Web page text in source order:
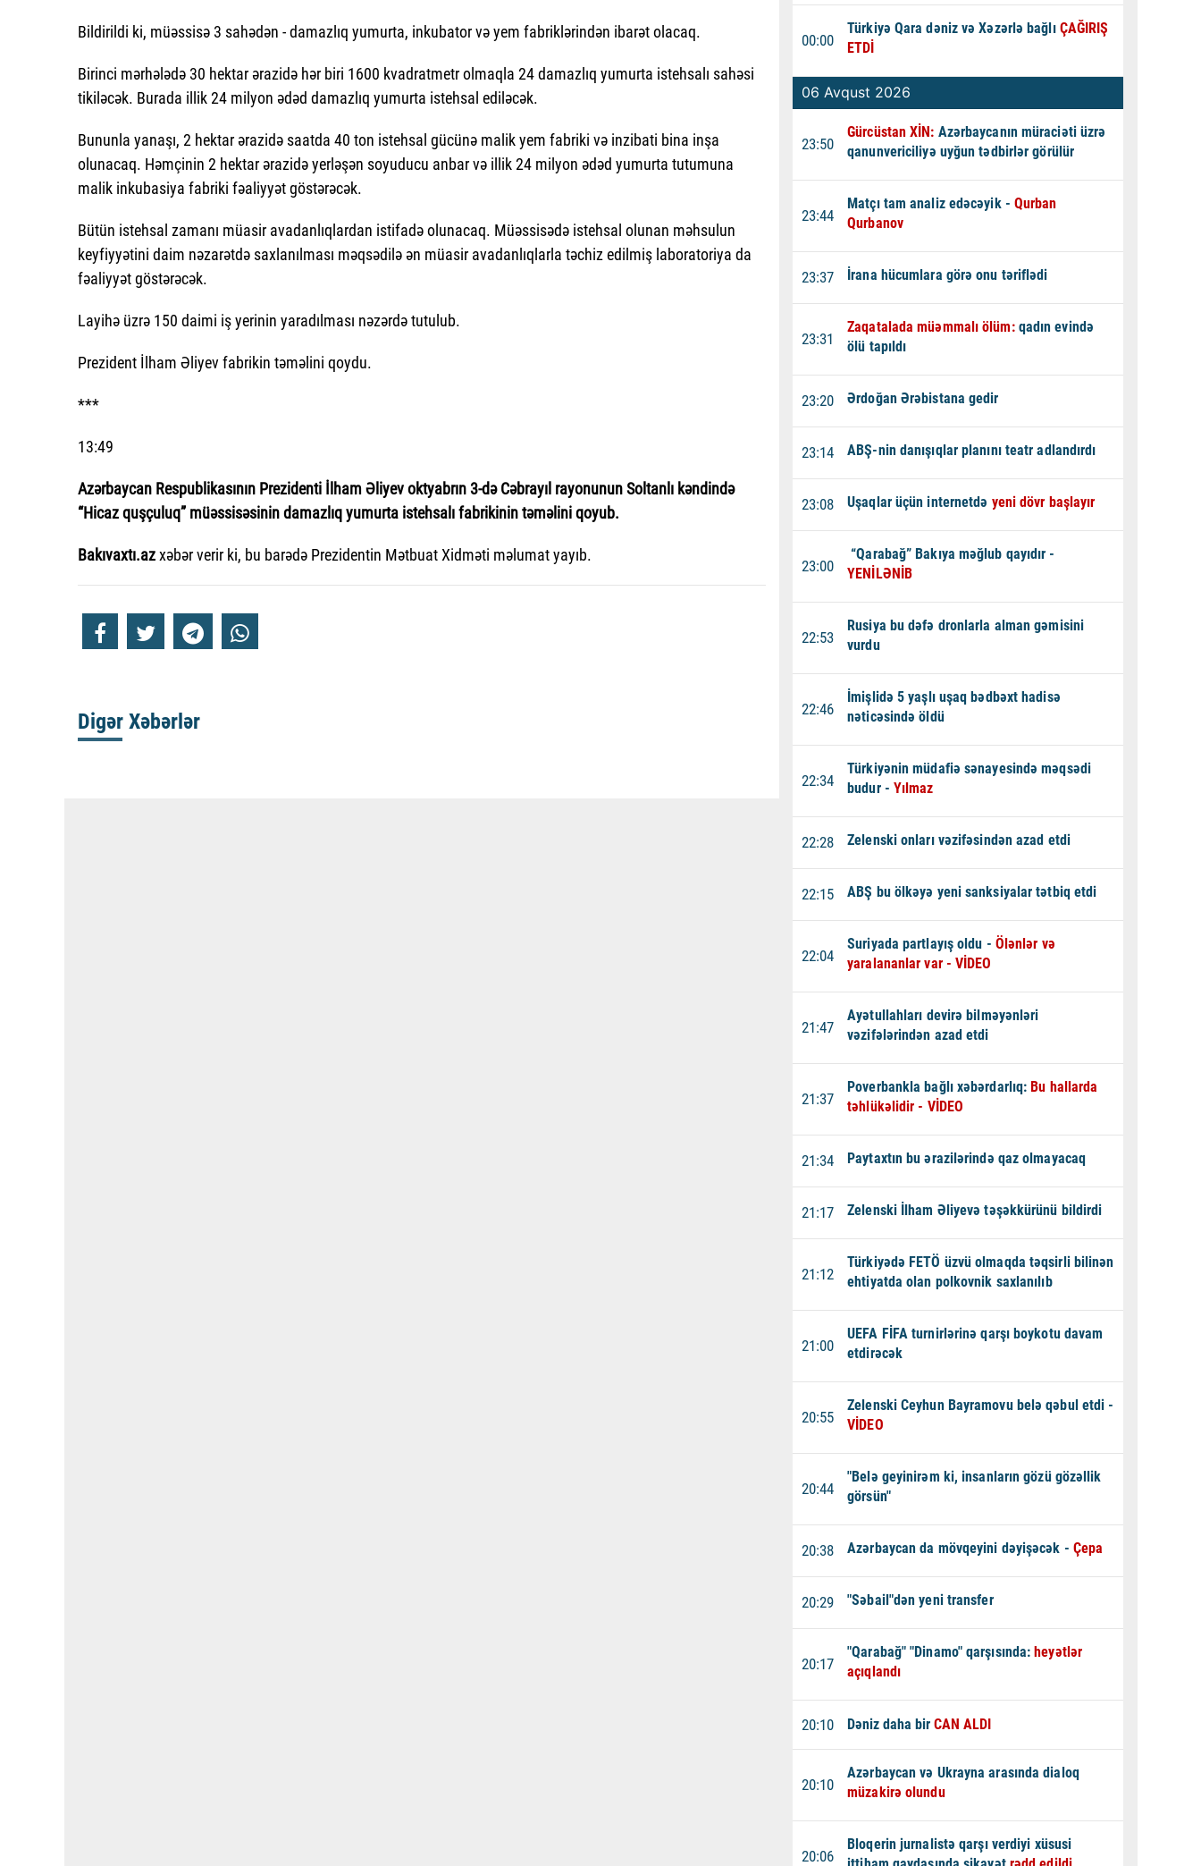
Bildirildi ki, müəssisə 3 sahədən - damazlıq yumurta, inkubator və yem fabriklərindən ibarət olacaq.
Birinci mərhələdə 30 hektar ərazidə hər biri 1600 kvadratmetr olmaqla 24 damazlıq yumurta istehsalı sahəsi
tikiləcək. Burada illik 24 milyon ədəd damazlıq yumurta istehsal ediləcək.
Bununla yanaşı, 2 hektar ərazidə saatda 40 ton istehsal gücünə malik yem fabriki və inzibati bina inşa
olunacaq. Həmçinin 2 hektar ərazidə yerləşən soyuducu anbar və illik 24 milyon ədəd yumurta tutumuna
malik inkubasiya fabriki fəaliyyət göstərəcək.
Bütün istehsal zamanı müasir avadanlıqlardan istifadə olunacaq. Müəssisədə istehsal olunan məhsulun
keyfiyyətini daim nəzarətdə saxlanılması məqsədilə ən müasir avadanlıqlarla təchiz edilmiş laboratoriya da
fəaliyyət göstərəcək.
Layihə üzrə 150 daimi iş yerinin yaradılması nəzərdə tutulub.
Prezident İlham Əliyev fabrikin təməlini qoydu.
***
13:49
Azərbaycan Respublikasının Prezidenti İlham Əliyev oktyabrın 3-də Cəbrayıl rayonunun Soltanlı kəndində
“Hicaz quşçuluq” müəssisəsinin damazlıq yumurta istehsalı fabrikinin təməlini qoyub.
Bakıvaxtı.azxəbər verir ki, bu barədə Prezidentin Mətbuat Xidməti məlumat yayıb.
Digər Xəbərlər
00:00
Türkiyə Qara dəniz və Xəzərlə bağlı ÇAĞIRIŞ
ETDİ
06 Avqust 2026
23:50
Gürcüstan XİN: Azərbaycanın müraciəti üzrə
qanunvericiliyə uyğun tədbirlər görülür
23:44
Matçı tam analiz edəcəyik - Qurban
Qurbanov
23:37 İrana hücumlara görə onu təriflədi
23:31
Zaqatalada müəmmalı ölüm: qadın evində
ölü tapıldı
23:20 Ərdoğan Ərəbistana gedir
23:14 ABŞ-nin danışıqlar planını teatr adlandırdı
23:08 Uşaqlar üçün internetdə yeni dövr başlayır
23:00
“Qarabağ” Bakıya məğlub qayıdır -
YENİLƏNİB
22:53
Rusiya bu dəfə dronlarla alman gəmisini
vurdu
22:46
İmişlidə 5 yaşlı uşaq bədbəxt hadisə
nəticəsində öldü
22:34
Türkiyənin müdafiə sənayesində məqsədi
budur - Yılmaz
22:28 Zelenski onları vəzifəsindən azad etdi
22:15 ABŞ bu ölkəyə yeni sanksiyalar tətbiq etdi
22:04
Suriyada partlayış oldu - Ölənlər və
yaralananlar var - VİDEO
21:47
Ayətullahları devirə bilməyənləri
vəzifələrindən azad etdi
21:37
Poverbankla bağlı xəbərdarlıq: Bu hallarda
təhlükəlidir - VİDEO
21:34 Paytaxtın bu ərazilərində qaz olmayacaq
21:17 Zelenski İlham Əliyevə təşəkkürünü bildirdi
21:12
Türkiyədə FETÖ üzvü olmaqda təqsirli bilinən
ehtiyatda olan polkovnik saxlanılıb
21:00
UEFA FİFA turnirlərinə qarşı boykotu davam
etdirəcək
20:55
Zelenski Ceyhun Bayramovu belə qəbul etdi -
VİDEO
20:44
"Belə geyinirəm ki, insanların gözü gözəllik
görsün"
20:38 Azərbaycan da mövqeyini dəyişəcək - Çepa
20:29 "Səbail"dən yeni transfer
20:17
"Qarabağ" "Dinamo" qarşısında:heyətlər
açıqlandı
20:10 Dəniz daha birCAN ALDI
20:10
Azərbaycan və Ukrayna arasında dialoq
müzakirə olundu
20:06
Bloqerin jurnalistə qarşı verdiyi xüsusi